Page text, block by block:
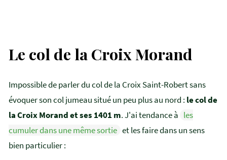
Le col de la Croix Morand
Impossible de parler du col de la Croix Saint-Robert sans
évoquer son col jumeau situé un peu plus au nord : le col de
la Croix Morand et ses 1401 m. J'ai tendance à les
cumuler dans une même sortie et les faire dans un sens
bien particulier :